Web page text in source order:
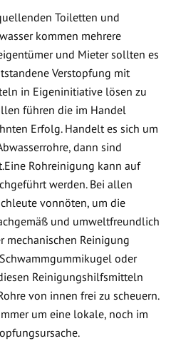
Toiletten und
kommen mehrere
und Mieter sollten es
Verstopfung mit
in Eigeninitiative lösen zu
führen die im Handel
Erfolg. Handelt es sich um
dann sind
Rohreinigung kann auf
werden. Bei allen
vonnöten, um die
und umweltfreundlich
mechanischen Reinigung
oder
Reinigungshilfsmitteln
von innen frei zu scheuern.
um eine lokale, noch im